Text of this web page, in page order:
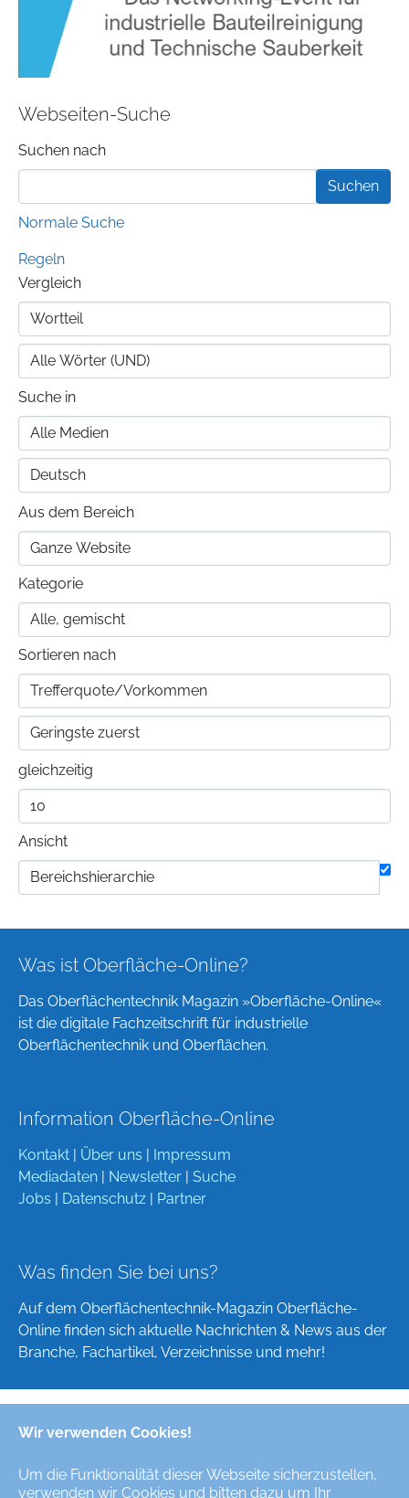
Wir verwenden Cookies!
Um die Funktionalität dieser Webseite sicherzustellen,
verwenden wir Cookies und bitten dazu um Ihr
Webseiten-Suche
Suchformular
Suchen nach
Normale Suche
Regeln
Vergleich
Suche in
Aus dem Bereich
Kategorie
Sortieren nach
gleichzeitig
Ansicht
Was ist Oberfläche-Online?
Das Oberflächentechnik Magazin »Oberfläche-Online«
ist die digitale Fachzeitschrift für industrielle
Oberflächentechnik und Oberflächen.
Information Oberfläche-Online
Kontakt Über uns
Impressum
Mediadaten
Newsletter
Suche
Jobs
Datenschutz Partner
Was finden Sie bei uns?
Auf dem Oberflächentechnik-Magazin Oberfläche-
Online finden sich aktuelle Nachrichten & News aus der
Branche, Fachartikel, Verzeichnisse und mehr!
Deutsch